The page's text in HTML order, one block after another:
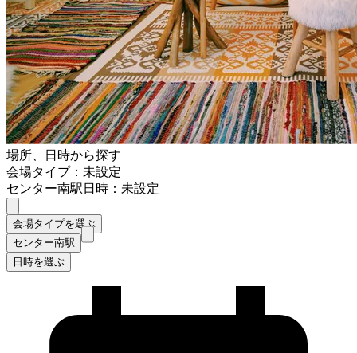
場所、日時から探す
会場タイプ：未設定
センター南駅日時：未設定
会場タイプを選ぶ
センター南駅
日時を選ぶ